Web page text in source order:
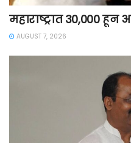
महाराष्ट्रात 30,000 हून
AUGUST 7, 2026